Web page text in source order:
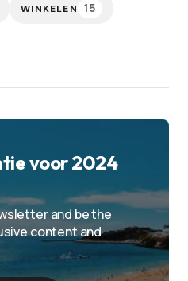
WINKELEN 15
voor 2024
and be the
content and